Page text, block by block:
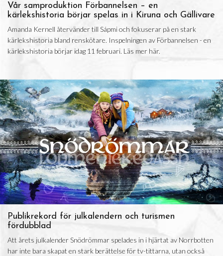
Vår samproduktion Förbannelsen – en
kärlekshistoria börjar spelas in i Kiruna och Gällivare
Amanda Kernell återvänder till Sápmi och fokuserar på en stark
kärlekshistoria bland renskötare. Inspelningen av Förbannelsen - en
kärlekshistoria börjar idag 11 februari. Läs mer här.
Publikrekord för julkalendern och turismen
fördubblad
Att årets julkalender Snödrömmar spelades in i hjärtat av Norrbotten
har inte bara skapat en stark berättelse för tv-tittarna, utan också